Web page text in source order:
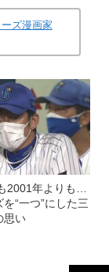
ズ漫画家
2001年よりも…
“一つ”にした三
思い